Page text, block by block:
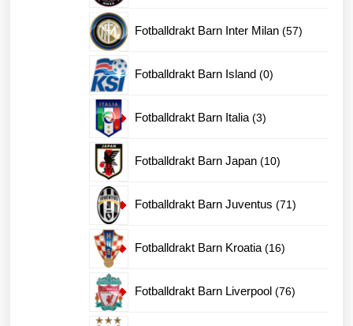
Fotballdrakt Barn Inter Milan 5757
Fotballdrakt Barn Island 00
Fotballdrakt Barn Italia 33
Fotballdrakt Barn Japan 1010
Fotballdrakt Barn Juventus 7171
Fotballdrakt Barn Kroatia 1616
Fotballdrakt Barn Liverpool 7676